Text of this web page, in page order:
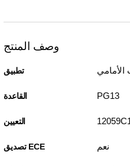
وصف المنتج
تطبيق
القاعدة PG13
التعيين
تصديق ECE نعم